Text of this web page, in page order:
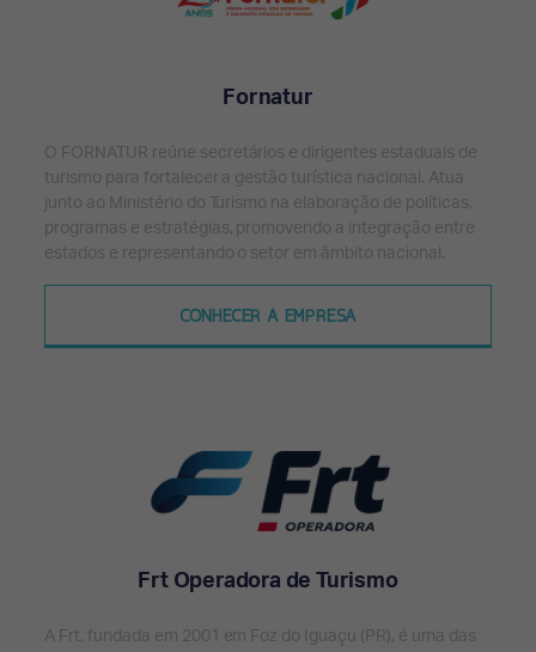
Fornatur
O FORNATUR reúne secretários e dirigentes estaduais de
turismo para fortalecer a gestão turística nacional. Atua
junto ao Ministério do Turismo na elaboração de políticas,
programas e estratégias, promovendo a integração entre
estados e representando o setor em âmbito nacional.
CONHECER A EMPRESA
Frt Operadora de Turismo
A Frt, fundada em 2001 em Foz do Iguaçu (PR), é uma das